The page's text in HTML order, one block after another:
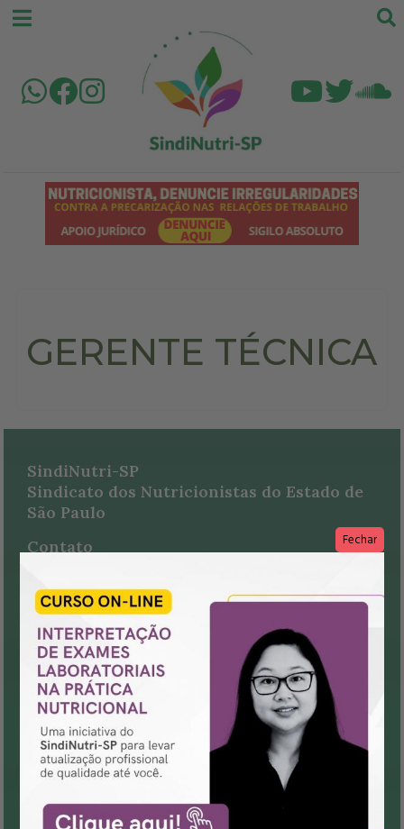
GERENTE TÉCNICA
SindiNutri-SP
Sindicato dos Nutricionistas do Estado de
São Paulo
Contato
recepcao@sindinutrisp.org.br
Sede São Paulo
Av. Paulista, 453- 13º andar, Conj. 134 - Bela Vista
São Paulo - SP
Cep 01311-907
Para Você
Conheça seus benefícios
Fechar